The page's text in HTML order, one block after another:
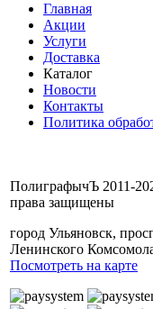
Главная
Акции
Услуги
Доставка
Каталог
Новости
Контакты
Политика
ПолиграфычЪ 2011-
права защищены
город Ульяновск,
Ленинского
Посмотреть на карте